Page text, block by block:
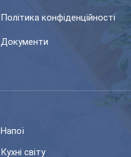
Політика конфіденційності
Документи
Напої
Кухні світу